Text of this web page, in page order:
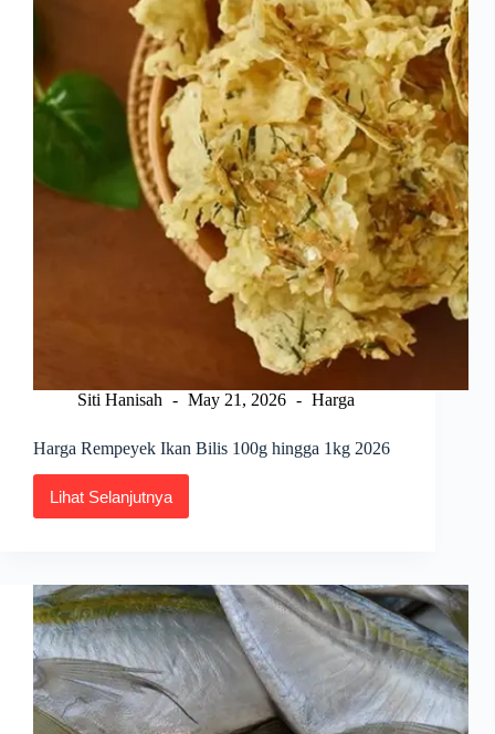
Siti Hanisah May 21, 2026 Harga
Harga Rempeyek Ikan Bilis 100g hingga 1kg 2026
Lihat Selanjutnya
Harga
Rempeyek
hingga
1kg
2026